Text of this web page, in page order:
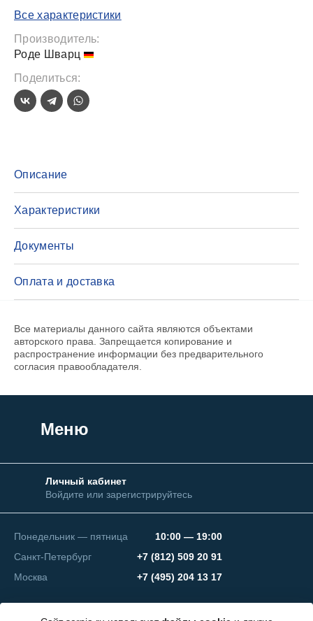
Все характеристики
Производитель:
Роде Шварц
Поделиться:
Описание
Характеристики
Документы
Оплата и доставка
Все материалы данного сайта являются объектами
авторского права. Запрещается копирование и
распространение информации без предварительного
согласия правообладателя.
Меню
Личный кабинет
Войдите или зарегистрируйтесь
Понедельник — пятница
10:00 — 19:00
Санкт-Петербург
+7 (812) 509 20 91
Москва
+7 (495) 204 13 17